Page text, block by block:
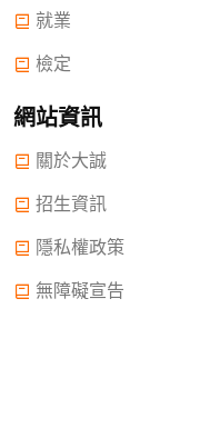
就業
檢定
網站資訊
關於大誠
招生資訊
隱私權政策
無障礙宣告